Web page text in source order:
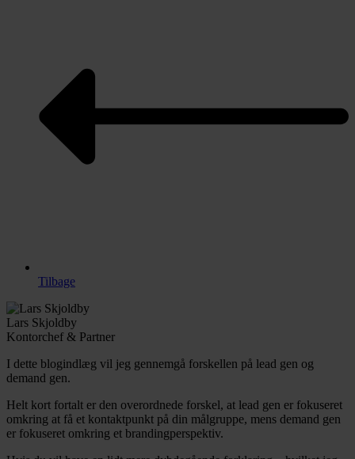
Tilbage
Lars Skjoldby
Kontorchef & Partner
I dette blogindlæg vil jeg gennemgå forskellen på lead gen og
demand gen.
Helt kort fortalt er den overordnede forskel, at lead gen er fokuseret
omkring at få et kontaktpunkt på din målgruppe, mens demand gen
er fokuseret omkring et brandingperspektiv.